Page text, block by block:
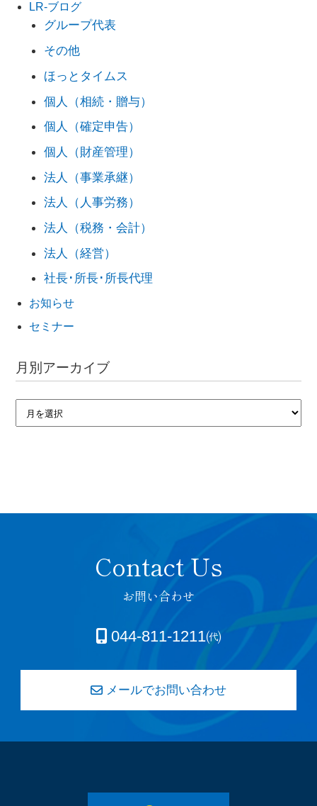
LR-ブログ
グループ代表
その他
ほっとタイムス
個人（相続・贈与）
個人（確定申告）
個人（財産管理）
法人（事業承継）
法人（人事労務）
法人（税務・会計）
法人（経営）
社長･所長･所長代理
お知らせ
セミナー
月別アーカイブ
お問い合わせ
044-811-1211㈹
メールでお問い合わせ